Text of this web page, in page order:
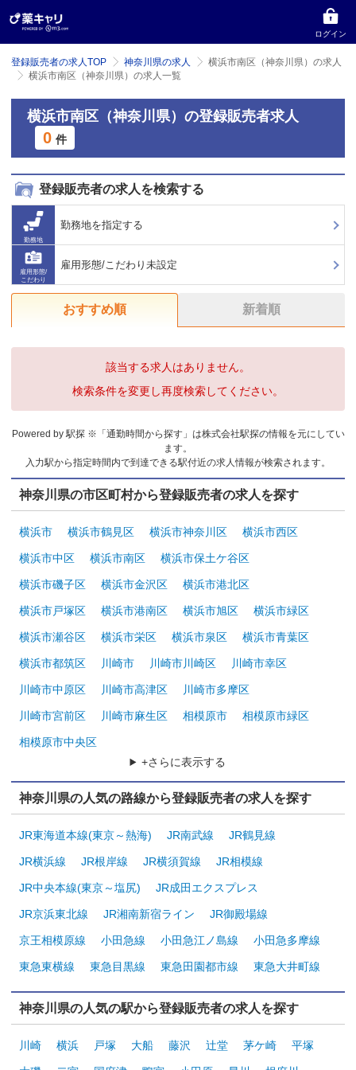
ログイン
登録販売者の求人TOP 神奈川県の求人
横浜市南区（神奈川県）の求人
横浜市南区（神奈川県）の求人一覧
横浜市南区（神奈川県）の登録販売者求人
0 件
登録販売者の求人を検索する
勤務地
勤務地を指定する
雇用形態/
こだわり
雇用形態/こだわり未設定
おすすめ順 新着順
該当する求人はありません。
検索条件を変更し再度検索してください。
Powered by 駅探 ※「通勤時間から探す」は株式会社駅探の情報を元にしてい
ます。
入力駅から指定時間内で到達できる駅付近の求人情報が検索されます。
神奈川県の市区町村から登録販売者の求人を探す
横浜市 横浜市鶴見区 横浜市神奈川区 横浜市西区
横浜市中区 横浜市南区 横浜市保土ケ谷区
横浜市磯子区 横浜市金沢区 横浜市港北区
横浜市戸塚区 横浜市港南区 横浜市旭区 横浜市緑区
横浜市瀬谷区 横浜市栄区 横浜市泉区 横浜市青葉区
横浜市都筑区 川崎市 川崎市川崎区 川崎市幸区
川崎市中原区 川崎市高津区 川崎市多摩区
川崎市宮前区 川崎市麻生区 相模原市 相模原市緑区
相模原市中央区
+さらに表示する
神奈川県の人気の路線から登録販売者の求人を探す
JR東海道本線(東京～熱海) JR南武線 JR鶴見線
JR横浜線 JR根岸線 JR横須賀線 JR相模線
JR中央本線(東京～塩尻) JR成田エクスプレス
JR京浜東北線 JR湘南新宿ライン JR御殿場線
京王相模原線 小田急線 小田急江ノ島線 小田急多摩線
東急東横線 東急目黒線 東急田園都市線 東急大井町線
神奈川県の人気の駅から登録販売者の求人を探す
川崎 横浜 戸塚 大船 藤沢 辻堂 茅ケ崎 平塚